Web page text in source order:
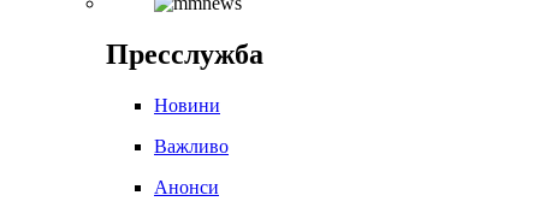
Пресслужба
Новини
Важливо
Анонси